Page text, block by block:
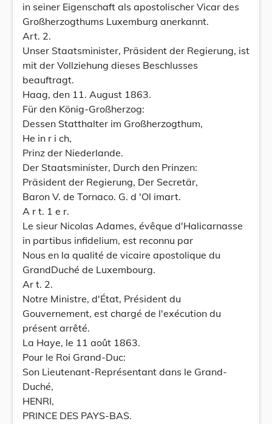
in seiner Eigenschaft als apostolischer Vicar des
Großherzogthums Luxemburg anerkannt.
Art. 2.
Unser Staatsminister, Präsident der Regierung, ist
mit der Vollziehung dieses Beschlusses
beauftragt.
Haag, den 11. August 1863.
Für den König-Großherzog:
Dessen Statthalter im Großherzogthum,
He in r i ch,
Prinz der Niederlande.
Der Staatsminister, Durch den Prinzen:
Präsident der Regierung, Der Secretär,
Baron V. de Tornaco. G. d 'Ol imart.
A r t. 1 e r.
Le sieur Nicolas Adames, évêque d'Halicarnasse
in partibus infidelium, est reconnu par
Nous en la qualité de vicaire apostolique du
GrandDuché de Luxembourg.
Ar t. 2.
Notre Ministre, d'État, Président du
Gouvernement, est chargé de l'exécution du
présent arrêté.
La Haye, le 11 août 1863.
Pour le Roi Grand-Duc:
Son Lieutenant-Représentant dans le Grand-
Duché,
HENRI,
PRINCE DES PAYS-BAS.